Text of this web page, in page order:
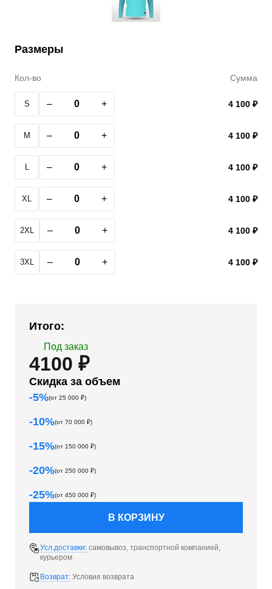
Размеры
Кол-во Сумма
S – + 4 100 ₽
M – + 4 100 ₽
L – + 4 100 ₽
XL – + 4 100 ₽
2XL – + 4 100 ₽
3XL – + 4 100 ₽
Итого:
Под заказ
4100 ₽
Скидка за объем
-5%(от 25 000 ₽)
-10%(от 70 000 ₽)
-15%(от 150 000 ₽)
-20%(от 250 000 ₽)
-25%(от 450 000 ₽)
В КОРЗИНУ
Усл.доставки: самовывоз, транспортной компанией,
курьером
Возврат: Условия возврата